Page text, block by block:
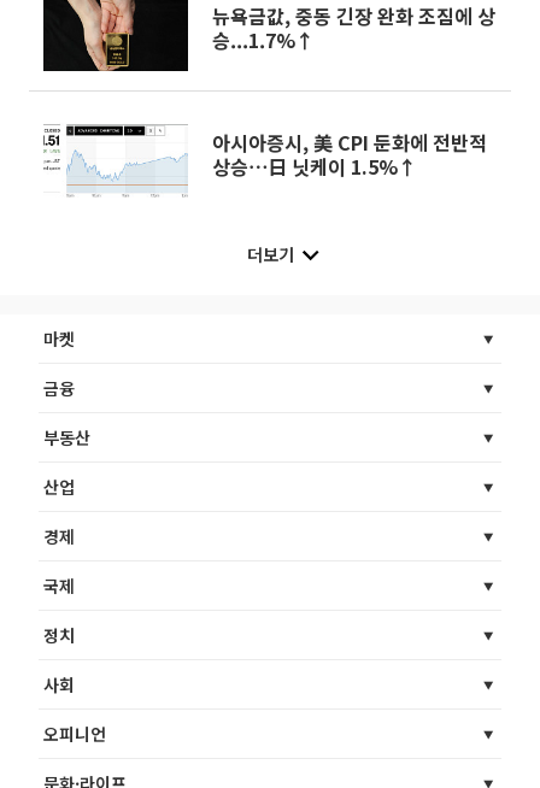
뉴욕금값, 중동 긴장 완화 조짐에 상
승...1.7%↑
아시아증시, 美 CPI 둔화에 전반적
상승⋯日 닛케이 1.5%↑
더보기
마켓
금융
부동산
산업
경제
국제
정치
사회
오피니언
문화·라이프